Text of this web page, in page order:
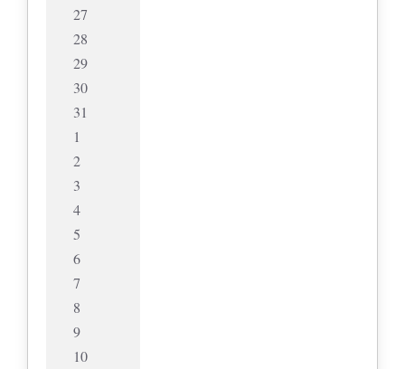
27
28
29
30
31
1
2
3
4
5
6
7
8
9
10